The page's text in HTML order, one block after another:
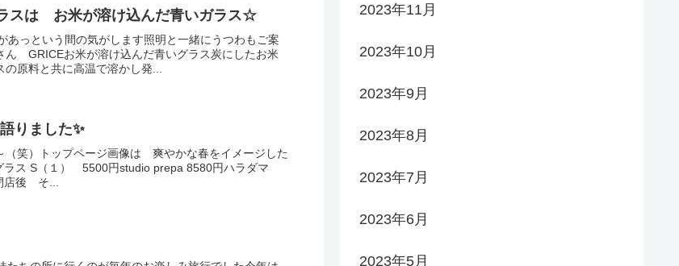
は お米が溶け込んだ青いガラス☆
っという間の気がします照明と一緒にうつわもご案
GRICEお米が溶け込んだ青いグラス炭にしたお米
の原料と共に高温で溶かし発...
りました✨
（笑）トップページ画像は 爽やかな春をイメージした
ス S（１） 5500円studio prepa 8580円ハラダマ
後 そ...
2023年11月
2023年10月
2023年9月
2023年8月
2023年7月
2023年6月
2023年5月